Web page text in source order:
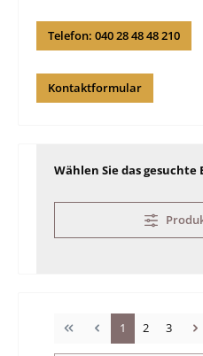
Telefon: 040 28 48 48 210
Kontaktformular
Wählen Sie das gesuchte
Seite
1 Seite
2 Seite
3